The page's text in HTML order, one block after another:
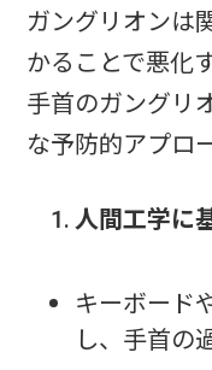
ガングリオンは
かることで悪化
手首のガングリ
な予防的アプロ
人間工学に
キーボード
し、手首の